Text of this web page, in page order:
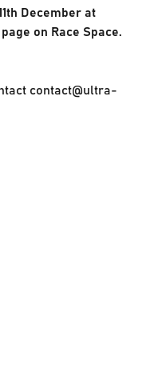
December at
on Race Space.
contact@ultra-